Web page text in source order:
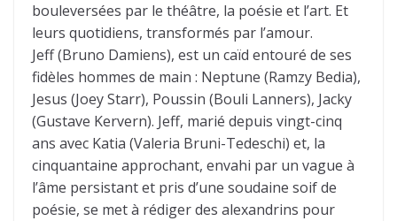
bouleversées par le théâtre, la poésie et l’art. Et
leurs quotidiens, transformés par l’amour.
Jeff (Bruno Damiens), est un caïd entouré de ses
fidèles hommes de main : Neptune (Ramzy Bedia),
Jesus (Joey Starr), Poussin (Bouli Lanners), Jacky
(Gustave Kervern). Jeff, marié depuis vingt-cinq
ans avec Katia (Valeria Bruni-Tedeschi) et, la
cinquantaine approchant, envahi par un vague à
l’âme persistant et pris d’une soudaine soif de
poésie, se met à rédiger des alexandrins pour